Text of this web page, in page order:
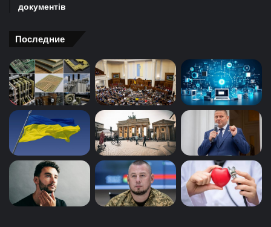
документів
Последние